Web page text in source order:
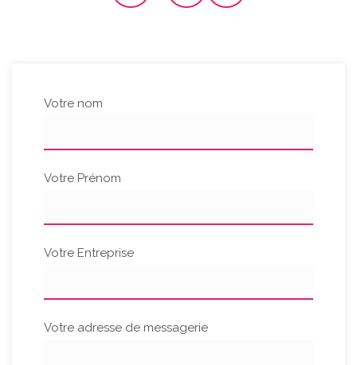
Votre nom
Votre Prénom
Votre Entreprise
Votre adresse de messagerie